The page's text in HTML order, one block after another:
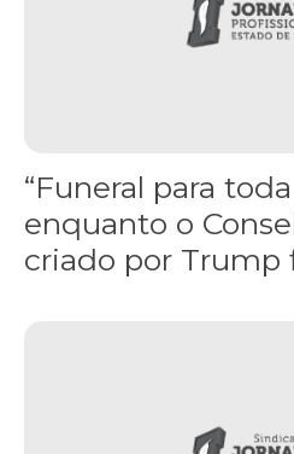
“Funeral para
enquanto o
criado por Trump